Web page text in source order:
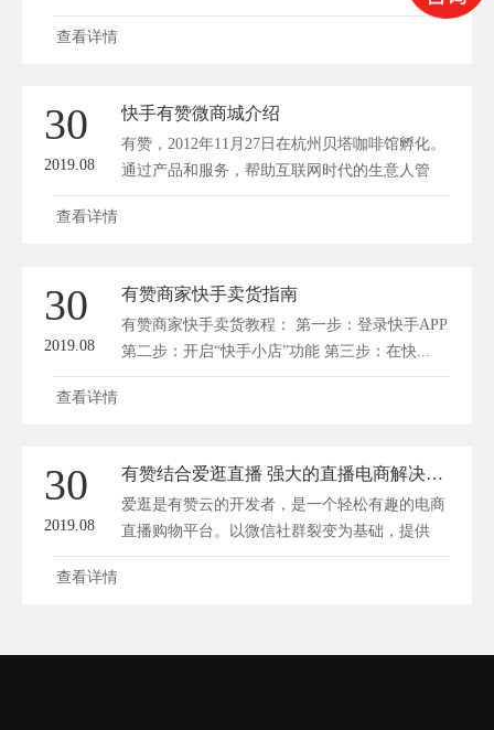
户，...
查看详情
30
2019.08
快手有赞微商城介绍
有赞，2012年11月27日在杭州贝塔咖啡馆孵化。
通过产品和服务，帮助互联网时代的生意人管
店...
查看详情
30
2019.08
有赞商家快手卖货指南
有赞商家快手卖货教程： 第一步：登录快手APP
第二步：开启“快手小店”功能 第三步：在快...
查看详情
30
2019.08
有赞结合爱逛直播 强大的直播电商解决方案 第一批有赞商家已进场
爱逛是有赞云的开发者，是一个轻松有趣的电商
直播购物平台。以微信社群裂变为基础，提供
分...
查看详情